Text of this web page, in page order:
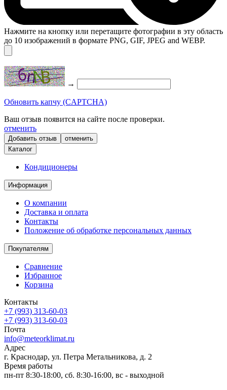
Нажмите на кнопку или перетащите фотографии в эту область
до 10 изображений в формате PNG, GIF, JPEG and WEBP.
→
Обновить капчу (CAPTCHA)
Ваш отзыв появится на сайте после проверки.
отменить
отменить
Каталог
Кондиционеры
Информация
О компании
Доставка и оплата
Контакты
Положение об обработке персональных данных
Покупателям
Сравнение
Избранное
Корзина
Контакты
+7 (993) 313-60-03
+7 (993) 313-60-03
Почта
info@meteorklimat.ru
Адрес
г. Краснодар, ул. Петра Метальникова, д. 2
Время работы
пн-пт 8:30-18:00, сб. 8:30-16:00, вс - выходной